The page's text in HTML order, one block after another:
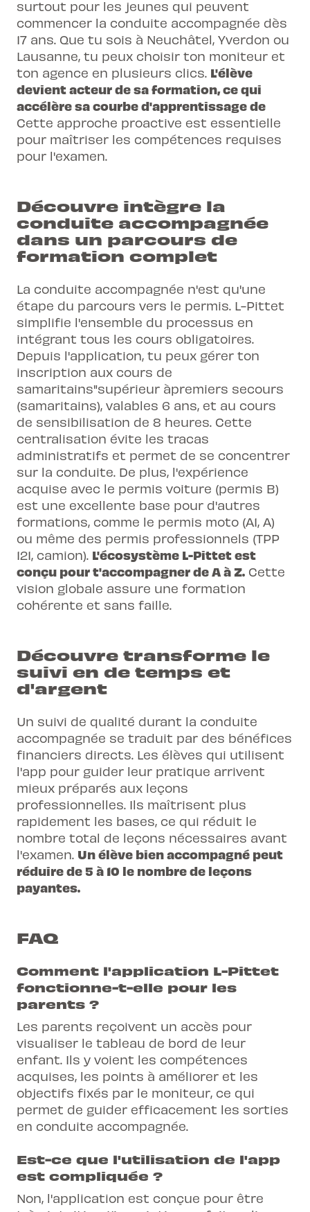
surtout pour les jeunes qui peuvent
commencer la conduite accompagnée dès
17 ans. Que tu sois à Neuchâtel, Yverdon ou
Lausanne, tu peux choisir ton moniteur et
ton agence en plusieurs clics. L'élève
devient acteur de sa formation, ce qui
accélère sa courbe d'apprentissage de
Cette approche proactive est essentielle
pour maîtriser les compétences requises
pour l'examen.
Découvre intègre la
conduite accompagnée
dans un parcours de
formation complet
La conduite accompagnée n'est qu'une
étape du parcours vers le permis. L-Pittet
simplifie l'ensemble du processus en
intégrant tous les cours obligatoires.
Depuis l'application, tu peux gérer ton
inscription aux cours de
samaritains"supérieur àpremiers secours
(samaritains), valables 6 ans, et au cours
de sensibilisation de 8 heures. Cette
centralisation évite les tracas
administratifs et permet de se concentrer
sur la conduite. De plus, l'expérience
acquise avec le permis voiture (permis B)
est une excellente base pour d'autres
formations, comme le permis moto (A1, A)
ou même des permis professionnels (TPP
121, camion). L'écosystème L-Pittet est
conçu pour t'accompagner de A à Z. Cette
vision globale assure une formation
cohérente et sans faille.
Découvre transforme le
suivi en de temps et
d'argent
Un suivi de qualité durant la conduite
accompagnée se traduit par des bénéfices
financiers directs. Les élèves qui utilisent
l'app pour guider leur pratique arrivent
mieux préparés aux leçons
professionnelles. Ils maîtrisent plus
rapidement les bases, ce qui réduit le
nombre total de leçons nécessaires avant
l'examen. Un élève bien accompagné peut
réduire de 5 à 10 le nombre de leçons
payantes.
FAQ
Comment l'application L-Pittet
fonctionne-t-elle pour les
parents ?
Les parents reçoivent un accès pour
visualiser le tableau de bord de leur
enfant. Ils y voient les compétences
acquises, les points à améliorer et les
objectifs fixés par le moniteur, ce qui
permet de guider efficacement les sorties
en conduite accompagnée.
Est-ce que l'utilisation de l'app
est compliquée ?
Non, l'application est conçue pour être